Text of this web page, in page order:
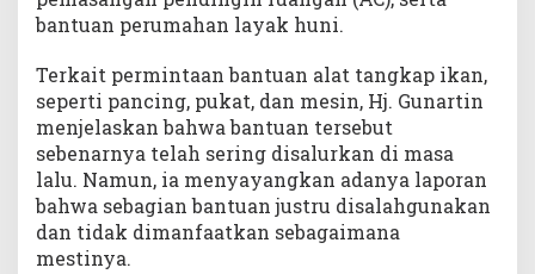
bantuan perumahan layak huni.
Terkait permintaan bantuan alat tangkap ikan,
seperti pancing, pukat, dan mesin, Hj. Gunartin
menjelaskan bahwa bantuan tersebut
sebenarnya telah sering disalurkan di masa
lalu. Namun, ia menyayangkan adanya laporan
bahwa sebagian bantuan justru disalahgunakan
dan tidak dimanfaatkan sebagaimana
mestinya.